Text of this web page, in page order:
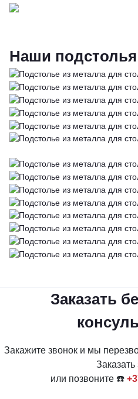
Наши подстолья
Заказать
Закажите звонок и мы
Заказать
или позвоните ☎️